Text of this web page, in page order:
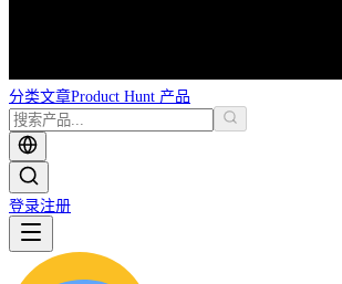
分类文章Product Hunt 产品
登录注册